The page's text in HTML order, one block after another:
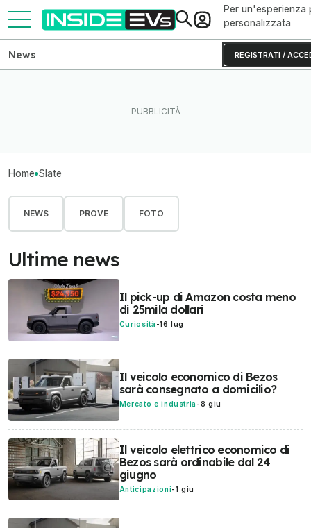
Per un'esperienza
personalizzata
REGISTRATI /
News
Home Slate
NEWS PROVE FOTO
Ultime news
Il pick-up di Amazon costa meno
di 25mila dollari
Curiosità -16 lug
Il veicolo economico di Bezos
sarà consegnato a domicilio?
Mercato e industria -8 giu
Il veicolo elettrico economico di
Bezos sarà ordinabile dal 24
giugno
Anticipazioni-1 giu